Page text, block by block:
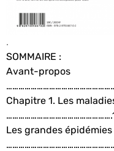
.
SOMMAIRE :
Avant-propos
Chapitre 1. Les
Les grandes épidémies